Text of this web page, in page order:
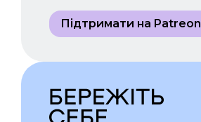
Підтримати на Patreon